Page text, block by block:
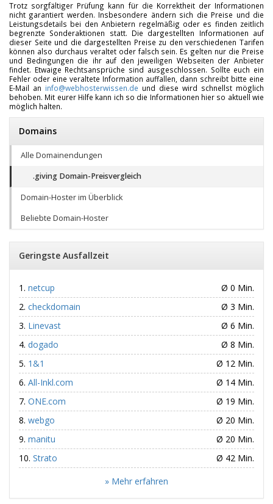
Trotz sorgfältiger Prüfung kann für die Korrektheit der Informationen
nicht garantiert werden. Insbesondere ändern sich die Preise und die
Leistungsdetails bei den Anbietern regelmäßig oder es finden zeitlich
begrenzte Sonderaktionen statt. Die dargestellten Informationen auf
dieser Seite und die dargestellten Preise zu den verschiedenen Tarifen
können also durchaus veraltet oder falsch sein. Es gelten nur die Preise
und Bedingungen die ihr auf den jeweiligen Webseiten der Anbieter
findet. Etwaige Rechtsansprüche sind ausgeschlossen. Sollte euch ein
Fehler oder eine veraltete Information auffallen, dann schreibt bitte eine
E-Mail an info@webhosterwissen.de und diese wird schnellst möglich
behoben. Mit eurer Hilfe kann ich so die Informationen hier so aktuell wie
möglich halten.
Domains
Alle Domainendungen
.giving Domain-Preisvergleich
Domain-Hoster im Überblick
Beliebte Domain-Hoster
Geringste Ausfallzeit
netcup
Ø 0 Min.
checkdomain
Ø 3 Min.
Linevast
Ø 6 Min.
dogado
Ø 8 Min.
1&1
Ø 12 Min.
All-Inkl.com
Ø 14 Min.
ONE.com
Ø 19 Min.
webgo
Ø 20 Min.
manitu
Ø 20 Min.
Strato
Ø 42 Min.
» Mehr erfahren